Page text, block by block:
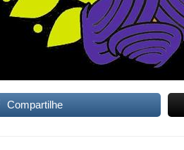
Compartilhe